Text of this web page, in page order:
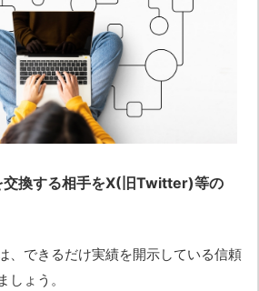
交換する相手をX(旧Twitter)等の
、できるだけ実績を開示している信頼
しょう。